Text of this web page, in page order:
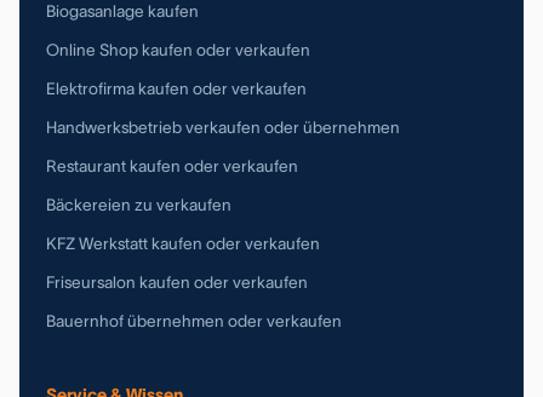
Biogasanlage kaufen
Online Shop kaufen oder verkaufen
Elektrofirma kaufen oder verkaufen
Handwerksbetrieb verkaufen oder übernehmen
Restaurant kaufen oder verkaufen
Bäckereien zu verkaufen
KFZ Werkstatt kaufen oder verkaufen
Friseursalon kaufen oder verkaufen
Bauernhof übernehmen oder verkaufen